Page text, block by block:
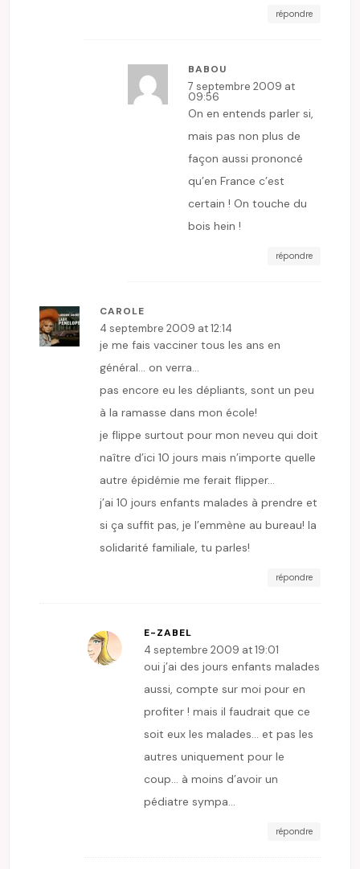
répondre
BABOU
7 septembre 2009 at
09:56
On en entends parler si,
mais pas non plus de
façon aussi prononcé
qu’en France c’est
certain ! On touche du
bois hein !
répondre
CAROLE
4 septembre 2009 at 12:14
je me fais vacciner tous les ans en
général… on verra…
pas encore eu les dépliants, sont un peu
à la ramasse dans mon école!
je flippe surtout pour mon neveu qui doit
naître d’ici 10 jours mais n’importe quelle
autre épidémie me ferait flipper…
j’ai 10 jours enfants malades à prendre et
si ça suffit pas, je l’emmène au bureau! la
solidarité familiale, tu parles!
répondre
E-ZABEL
4 septembre 2009 at 19:01
oui j’ai des jours enfants malades
aussi, compte sur moi pour en
profiter ! mais il faudrait que ce
soit eux les malades… et pas les
autres uniquement pour le
coup… à moins d’avoir un
pédiatre sympa…
répondre